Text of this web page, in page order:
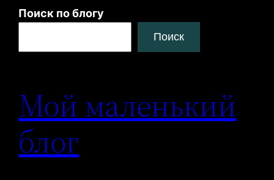
Перейти
Поиск по блогу
Поиск
Мой маленький
блог